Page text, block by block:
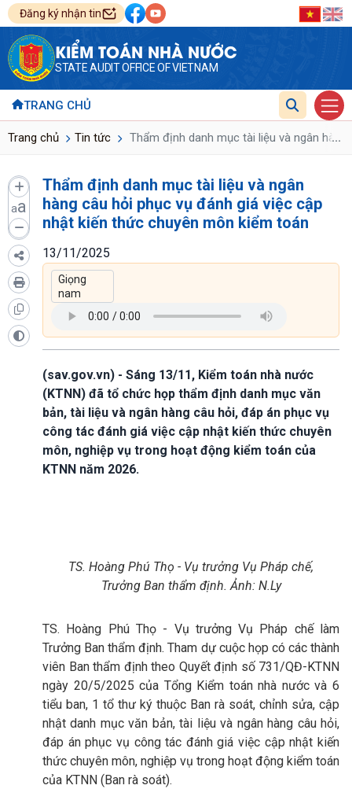
Đăng ký nhận tin
KIỂM TOÁN NHÀ NƯỚC
STATE AUDIT OFFICE OF VIETNAM
TRANG CHỦ
Trang chủ Tin tức Thẩm định danh mục tài liệu và ngân ...
aa
Thẩm định danh mục tài liệu và ngân
hàng câu hỏi phục vụ đánh giá việc cập
nhật kiến thức chuyên môn kiểm toán
13/11/2025
(sav.gov.vn) - Sáng 13/11, Kiểm toán nhà nước
(KTNN) đã tổ chức họp thẩm định danh mục văn
bản, tài liệu và ngân hàng câu hỏi, đáp án phục vụ
công tác đánh giá việc cập nhật kiến thức chuyên
môn, nghiệp vụ trong hoạt động kiểm toán của
KTNN năm 2026.
TS. Hoàng Phú Thọ - Vụ trưởng Vụ Pháp chế,
Trưởng Ban thẩm định. Ảnh: N.Ly
TS. Hoàng Phú Thọ - Vụ trưởng Vụ Pháp chế làm
Trưởng Ban thẩm định. Tham dự cuộc họp có các thành
viên Ban thẩm định theo Quyết định số 731/QĐ-KTNN
ngày 20/5/2025 của Tổng Kiểm toán nhà nước và 6
tiểu ban, 1 tổ thư ký thuộc Ban rà soát, chỉnh sửa, cập
nhật danh mục văn bản, tài liệu và ngân hàng câu hỏi,
đáp án phục vụ công tác đánh giá việc cập nhật kiến
thức chuyên môn, nghiệp vụ trong hoạt động kiểm toán
của KTNN (Ban rà soát).